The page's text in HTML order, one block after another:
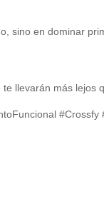
sino en dominar
llevarán más lejos
#Crossfy